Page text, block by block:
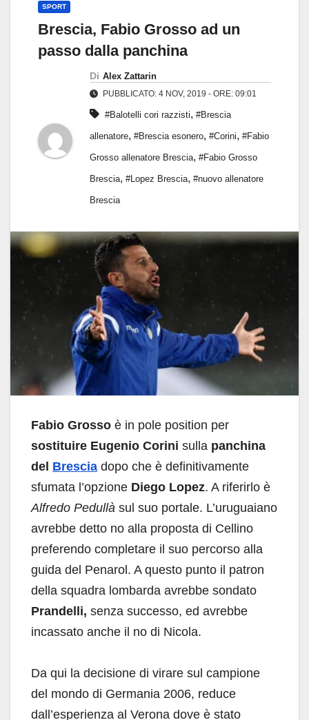
SPORT
Brescia, Fabio Grosso ad un
passo dalla panchina
Di Alex Zattarin
PUBBLICATO: 4 NOV, 2019 - ORE: 09:01
#Balotelli cori razzisti, #Brescia
allenatore, #Brescia esonero, #Corini, #Fabio
Grosso allenatore Brescia, #Fabio Grosso
Brescia, #Lopez Brescia, #nuovo allenatore
Brescia
Fabio Grosso è in pole position per
sostituire Eugenio Corini sulla panchina
del Brescia dopo che è definitivamente
sfumata l’opzione Diego Lopez. A riferirlo è
Alfredo Pedullà sul suo portale. L’uruguaiano
avrebbe detto no alla proposta di Cellino
preferendo completare il suo percorso alla
guida del Penarol. A questo punto il patron
della squadra lombarda avrebbe sondato
Prandelli, senza successo, ed avrebbe
incassato anche il no di Nicola.
Da qui la decisione di virare sul campione
del mondo di Germania 2006, reduce
dall’esperienza al Verona dove è stato